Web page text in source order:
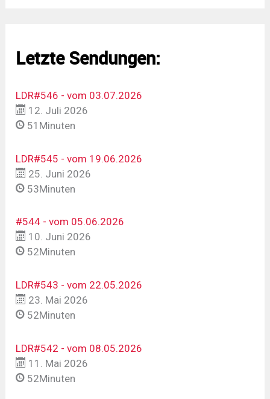
Letzte Sendungen:
LDR#546 - vom 03.07.2026
12. Juli 2026
51Minuten
LDR#545 - vom 19.06.2026
25. Juni 2026
53Minuten
#544 - vom 05.06.2026
10. Juni 2026
52Minuten
LDR#543 - vom 22.05.2026
23. Mai 2026
52Minuten
LDR#542 - vom 08.05.2026
11. Mai 2026
52Minuten